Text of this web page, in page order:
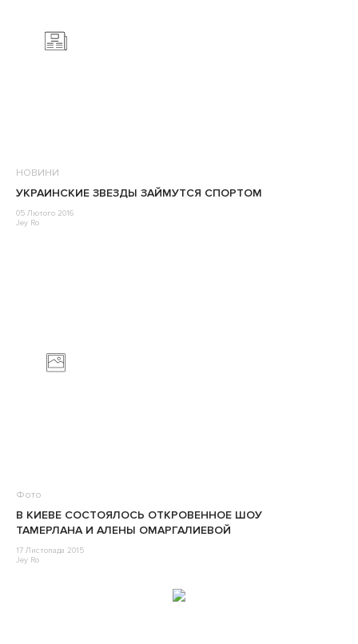
НОВИНИ
УКРАИНСКИЕ ЗВЕЗДЫ ЗАЙМУТСЯ СПОРТОМ
05 Лютого 2016
Jey Ro
Фото
В КИЕВЕ СОСТОЯЛОСЬ ОТКРОВЕННОЕ ШОУ
ТАМЕРЛАНА И АЛЕНЫ ОМАРГАЛИЕВОЙ
17 Листопада 2015
Jey Ro